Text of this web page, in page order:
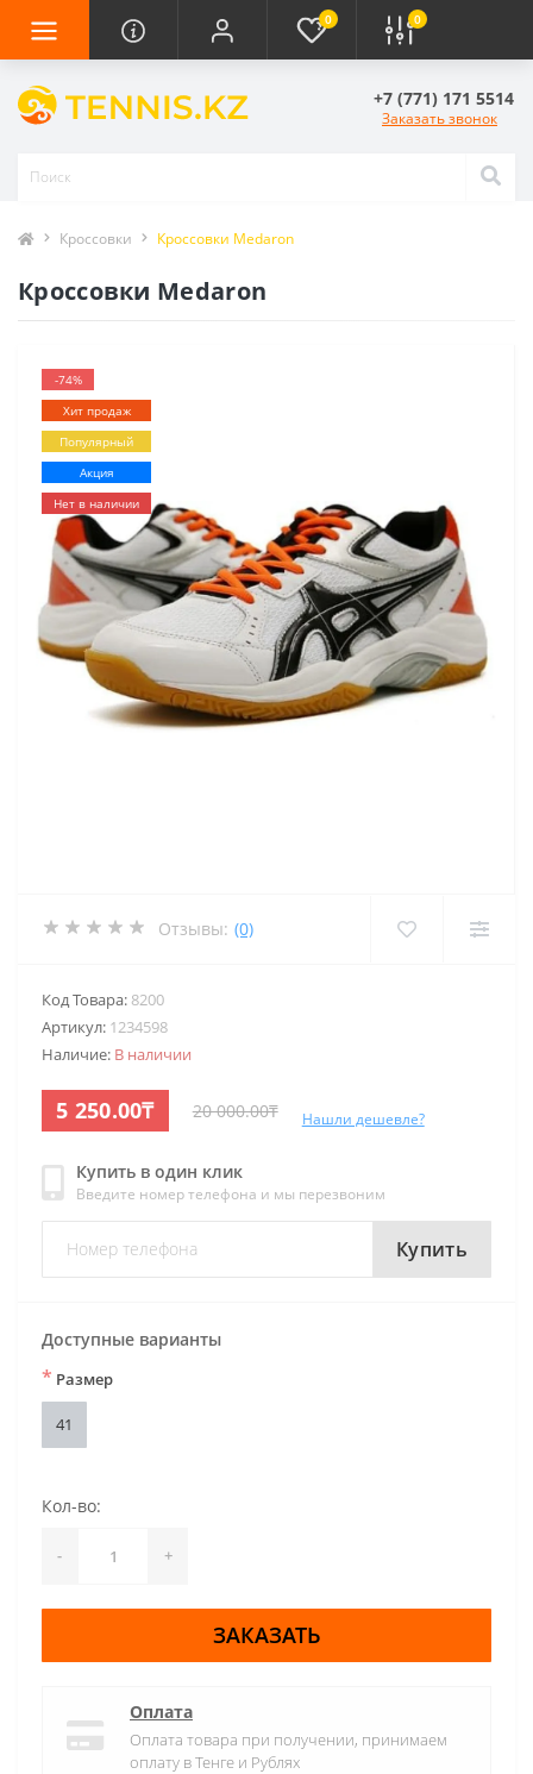
0 0
+7 (771) 171 5514
Заказать звонок
Кроссовки Кроссовки Medaron
Кроссовки Medaron
-74%
Хит продаж
Популярный
Акция
Нет в наличии
Отзывы: (0)
Код Товара: 8200
Артикул: 1234598
Наличие: В наличии
5 250.00₸ 20 000.00₸ Нашли дешевле?
Купить в один клик
Введите номер телефона и мы перезвоним
Купить
Доступные варианты
* Размер
41
Кол-во:
- +
ЗАКАЗАТЬ
Оплата
Оплата товара при получении, принимаем
оплату в Тенге и Рублях